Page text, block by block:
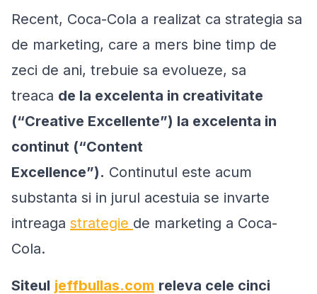
Recent, Coca-Cola a realizat ca strategia sa
de marketing, care a mers bine timp de
zeci de ani, trebuie sa evolueze, sa
treaca de la excelenta in creativitate
(“Creative Excellente”) la excelenta in
continut (“Content
Excellence”). Continutul este acum
substanta si in jurul acestuia se invarte
intreaga strategie de marketing a Coca-
Cola.
Siteul jeffbullas.com releva cele cinci